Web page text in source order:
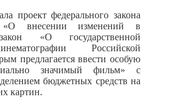
проект федерального закона
внесении изменений в
«О государственной
Российской
предлагается ввести особую
значимый фильм» с
бюджетных средств на
картин.